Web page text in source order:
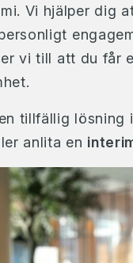
Vi hjälper dig
vi till att du får
tillfällig lösning
anlita en